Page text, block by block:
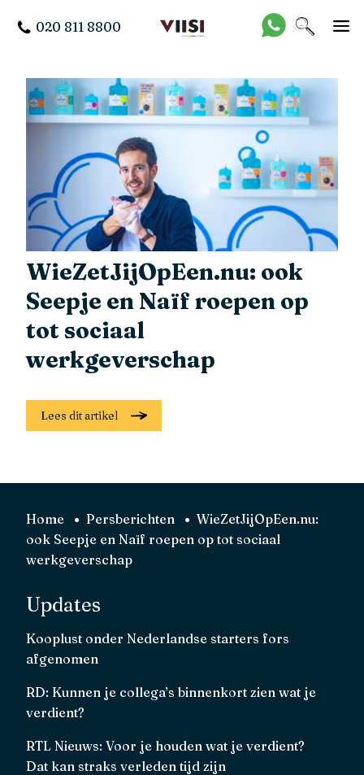
020 811 8800
WieZetJijOpEen.nu: ook
Seepje en Naïf roepen op
tot sociaal
werkgeverschap
Lees dit artikel
Home Persberichten
WieZetJijOpEen.nu:
ook Seepje en Naïf roepen op tot sociaal
werkgeverschap
Updates
Kooplust onder Nederlandse starters fors
afgenomen
RD: Kunnen je collega’s binnenkort zien wat je
verdient?
RTL Nieuws: Voor je houden wat je verdient?
Dat kan straks verleden tijd zijn